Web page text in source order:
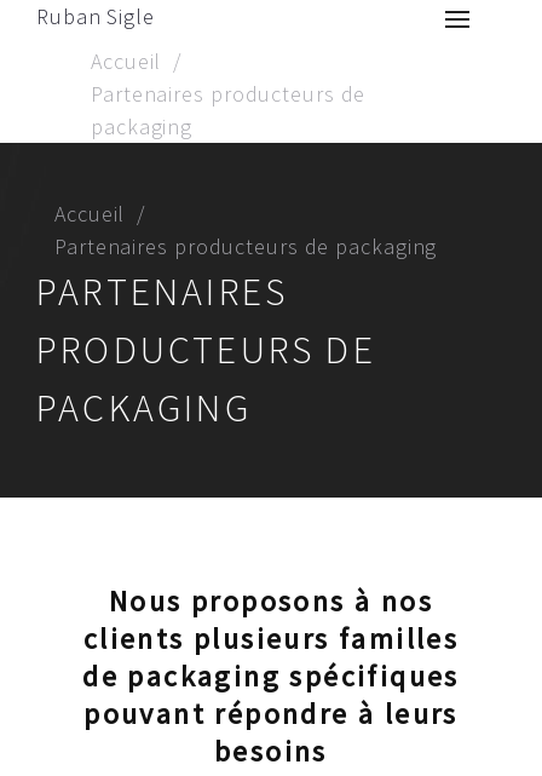
Ruban Sigle
Accueil
Partenaires producteurs de
packaging
Accueil
Partenaires producteurs de packaging
PARTENAIRES
PRODUCTEURS DE
PACKAGING
Nous proposons à nos
clients plusieurs familles
de packaging spécifiques
pouvant répondre à leurs
besoins